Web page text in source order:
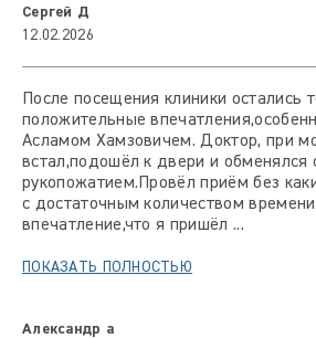
Сергей Д
12.02.2026
После посещения клиники остались
положительные
Асламом Хамзовичем. Доктор, при
встал,подошёл к двери и обменялся
рукопожатием.Провёл приём без
с достаточным количеством
впечатление,что я пришёл ...
ПОКАЗАТЬ ПОЛНОСТЬЮ
Александр а